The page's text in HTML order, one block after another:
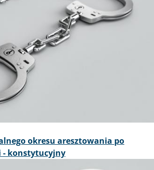
okresu aresztowania po
konstytucyjny